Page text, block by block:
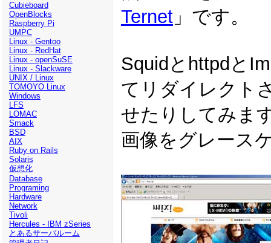
Cubieboard
OpenBlocks
Raspberry Pi
UMPC
Linux - Gentoo
Linux - RedHat
Linux - openSuSE
Linux - Slackware
UNIX / Linux
TOMOYO Linux
Windows
LFS
LOMAC
Smack
BSD
AIX
Ruby on Rails
Solaris
仮想化
Database
Programing
Hardware
Network
Tivoli
Hercules - IBM zSeries
とあるサーバルーム
Ternet」です。
Squidとhttpdと
てリダイレクト
せたりしてみま
画像をグレース